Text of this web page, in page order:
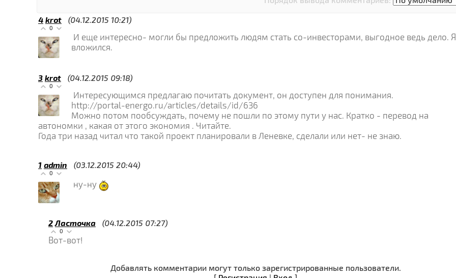
4 krot (04.12.2015 10:21)
0
И еще интересно- могли бы предложить людям стать со-инвесторами, выгодное ведь дело.
вложился.
3 krot (04.12.2015 09:18)
0
Интересующимся предлагаю почитать документ, он доступен для понимания.
http://portal-energo.ru/articles/details/id/636
Можно потом пообсуждать, почему не пошли по этому пути у нас. Кратко - перевод на
автономки , какая от этого экономия . Читайте.
Года три назад читал что такой проект планировали в Леневке, сделали или нет- не знаю.
1 admin (03.12.2015 20:44)
0
ну-ну
2 Ласточка (04.12.2015 07:27)
0
Вот-вот!
Добавлять комментарии могут только зарегистрированные пользователи.